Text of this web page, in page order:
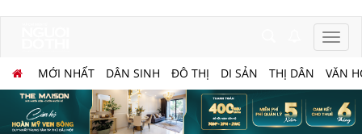
MỚI NHẤT DÂN SINH ĐÔ THỊ DI SẢN THỊ DÂN VĂN